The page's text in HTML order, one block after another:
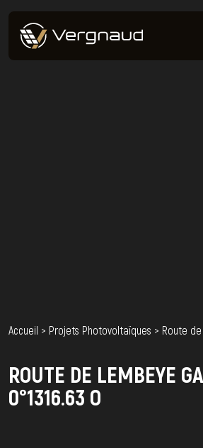
Accueil > Projets Photovoltaïques > Route de
ROUTE DE LEMBEYE
0°1316.63 O